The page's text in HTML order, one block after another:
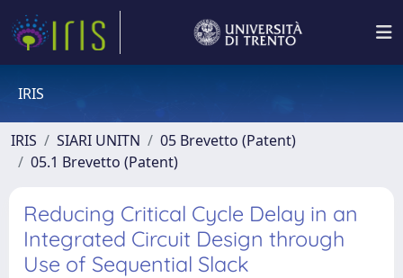
IRIS
IRIS SIARI UNITN
05 Brevetto (Patent)
05.1 Brevetto (Patent)
Reducing Critical Cycle Delay in an
Integrated Circuit Design through
Use of Sequential Slack